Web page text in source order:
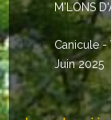
Les
Les comptes
Le personnel
M'LONS
Canicule -
Juin 2025